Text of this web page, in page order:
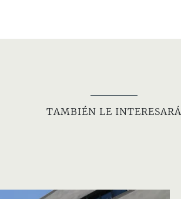
TAMBIÉN LE INTERESARÁ